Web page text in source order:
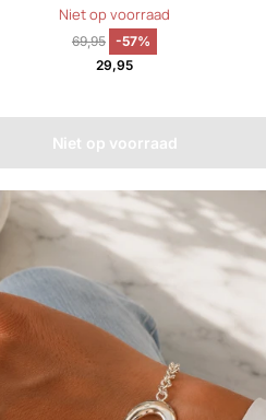
Niet op voorraad
69,95
-57%
29,95
Niet op voorraad